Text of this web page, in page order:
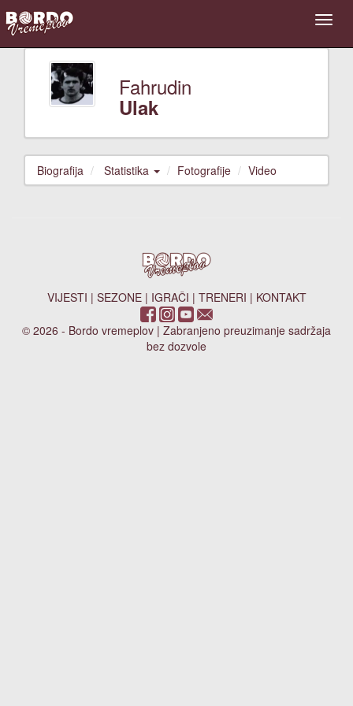
Fahrudin
Ulak
Biografija Statistika Fotografije Video
VIJESTI | SEZONE| IGRAČI | TRENERI | KONTAKT
© 2026 - Bordo vremeplov | Zabranjeno preuzimanje sadržaja
bez dozvole